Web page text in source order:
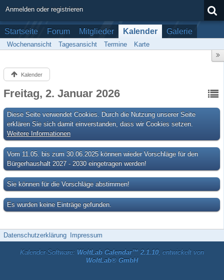
Anmelden oder registrieren
Startseite Forum Mitglieder Kalender Galerie
Wochenansicht Tagesansicht Termine Karte
Kalender
Freitag, 2. Januar 2026
Diese Seite verwendet Cookies. Durch die Nutzung unserer Seite
erklären Sie sich damit einverstanden, dass wir Cookies setzen.
Weitere Informationen
Vom 11.05. bis zum 30.06.2025 können wieder Vorschläge für den
Bürgerhaushalt 2027 - 2030 eingetragen werden!
Sie können für die Vorschläge abstimmen!
Es wurden keine Einträge gefunden.
Datenschutzerklärung Impressum
Kalender-Software: WoltLab Calendar™ 2.1.10, entwickelt von
WoltLab® GmbH